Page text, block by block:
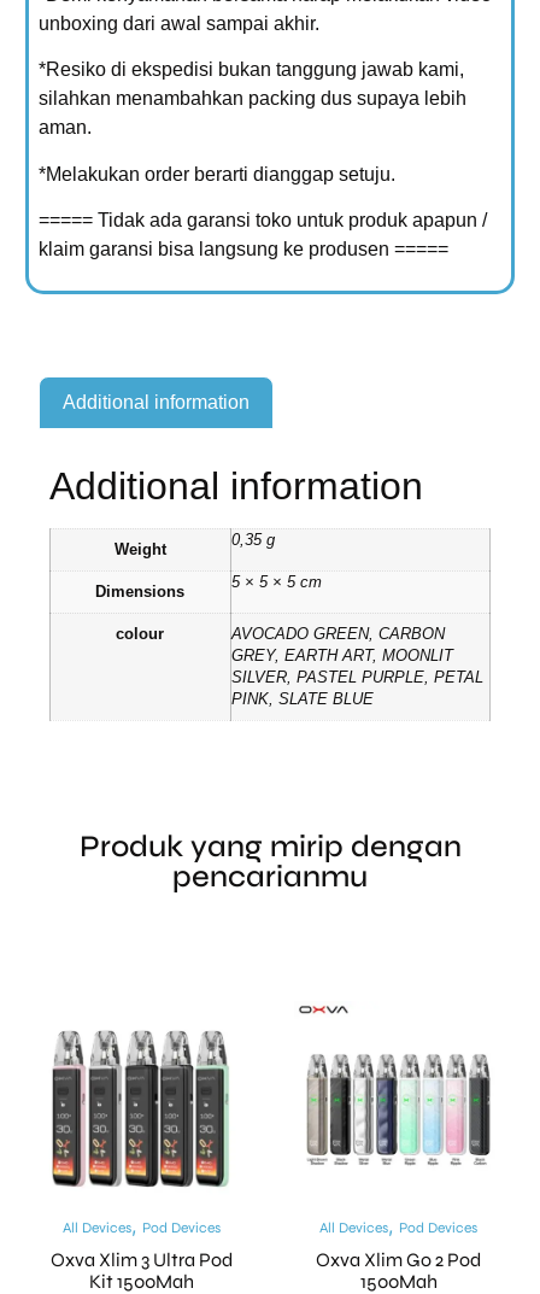
unboxing dari awal sampai akhir.
*Resiko di ekspedisi bukan tanggung jawab kami,
silahkan menambahkan packing dus supaya lebih
aman.
*Melakukan order berarti dianggap setuju.
===== Tidak ada garansi toko untuk produk apapun /
klaim garansi bisa langsung ke produsen =====
Additional information
Additional information
Weight
0,35 g
Dimensions
5 × 5 × 5 cm
colour
AVOCADO GREEN, CARBON
GREY, EARTH ART, MOONLIT
SILVER, PASTEL PURPLE, PETAL
PINK, SLATE BLUE
Produk yang mirip dengan
pencarianmu
All Devices, Pod Devices
Oxva Xlim 3 Ultra Pod
Kit 1500Mah
All Devices, Pod Devices
Oxva Xlim Go 2 Pod
1500Mah